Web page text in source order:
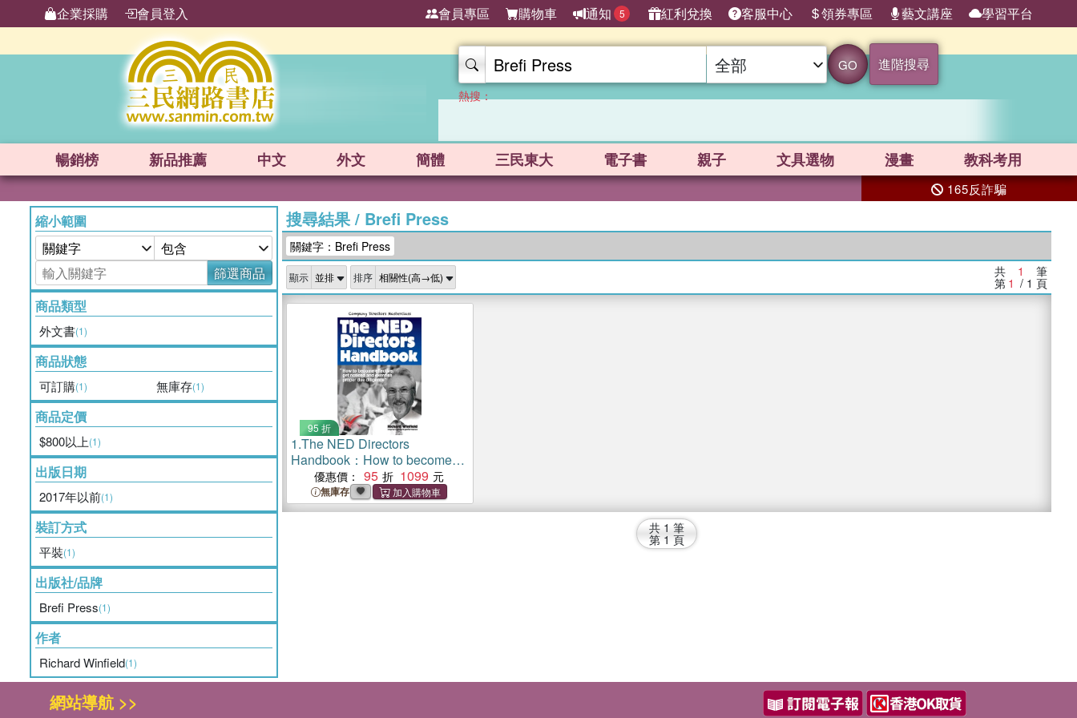
企業採購 會員登入 會員專區 購物車 通知 5 紅利兌換 客服中心 領券專區 藝文講座 學習平台
GO 進階搜尋
熱搜：
暢銷榜 新品推薦 中文 外文 簡體 三民東大 電子書 親子 文具選物 漫畫 教科考用
165反詐騙
縮小範圍
篩選商品
商品類型
外文書(1)
商品狀態
可訂購(1) 無庫存(1)
商品定價
$800以上(1)
出版日期
2017年以前(1)
裝訂方式
平裝(1)
出版社/品牌
Brefi Press(1)
作者
Richard Winfield(1)
搜尋結果/ Brefi Press
關鍵字：Brefi Press
顯示 排序 共 1 筆
第 1 / 1 頁
95 折
1.The NED Directors
Handbook：How to become
effective, get noticed and
exercise proper due diligence
優惠價： 95 1099
無庫存
共 1 筆
第 1 頁
網站導航 >>